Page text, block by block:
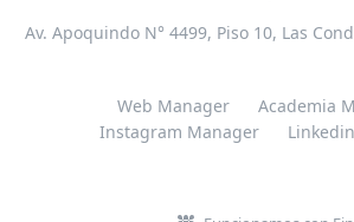
Av. Apoquindo N° 4499, Piso 10, Las
Web Manager
Academia
Instagram Manager